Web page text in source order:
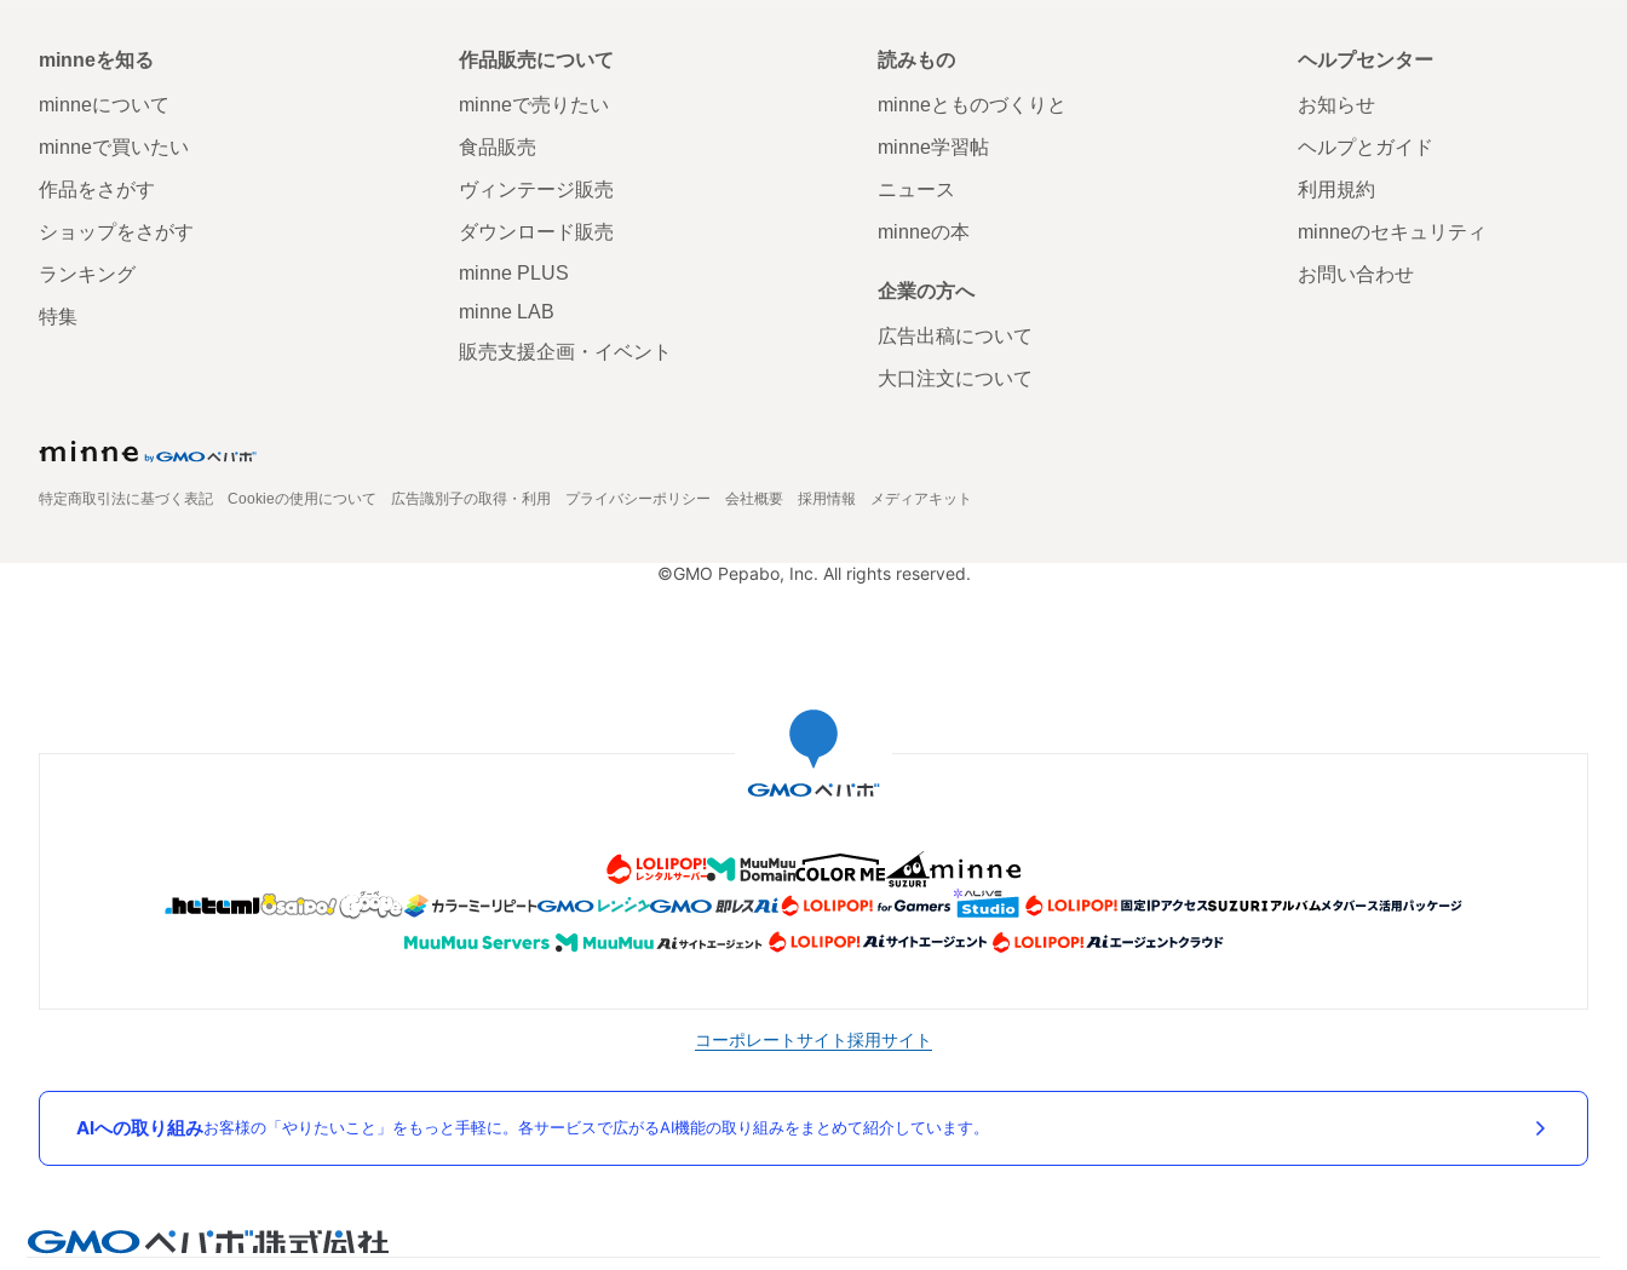
minneを知る
minneについて
minneで買いたい
作品をさがす
ショップをさがす
ランキング
特集
作品販売について
minneで売りたい
食品販売
ヴィンテージ販売
ダウンロード販売
minne PLUS
minne LAB
販売支援企画・イベント
読みもの
minneとものづくりと
minne学習帖
ニュース
minneの本
企業の方へ
広告出稿について
大口注文について
ヘルプセンター
お知らせ
ヘルプとガイド
利用規約
minneのセキュリティ
お問い合わせ
特定商取引法に基づく表記 Cookieの使用について 広告識別子の取得・利用 プライバシーポリシー 会社概要 採用情報 メディアキット
©GMO Pepabo, Inc. All rights reserved.
コーポレートサイト採用サイト
AIへの取り組みお客様の「やりたいこと」をもっと手軽に。各サービスで広がるAI機能の取り組みをまとめて紹介しています。